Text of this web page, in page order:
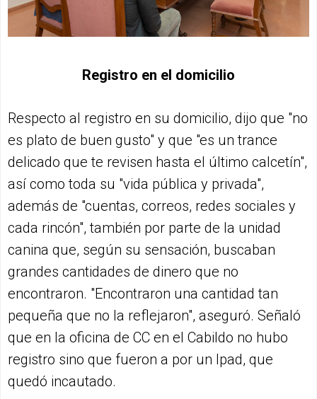
Registro en el domicilio
Respecto al registro en su domicilio, dijo que "no
es plato de buen gusto" y que "es un trance
delicado que te revisen hasta el último calcetín",
así como toda su "vida pública y privada",
además de "cuentas, correos, redes sociales y
cada rincón", también por parte de la unidad
canina que, según su sensación, buscaban
grandes cantidades de dinero que no
encontraron. "Encontraron una cantidad tan
pequeña que no la reflejaron", aseguró. Señaló
que en la oficina de CC en el Cabildo no hubo
registro sino que fueron a por un Ipad, que
quedó incautado.